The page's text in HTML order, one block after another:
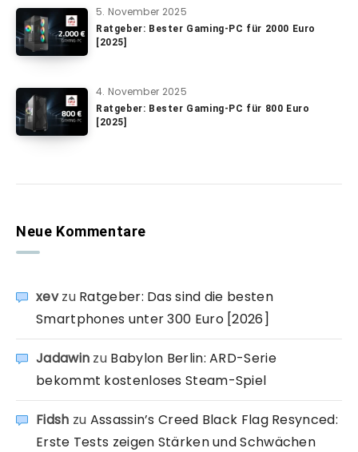
5. November 2025
Ratgeber: Bester Gaming-PC für 2000 Euro
[2025]
4. November 2025
Ratgeber: Bester Gaming-PC für 800 Euro
[2025]
Neue Kommentare
xevzu Ratgeber: Das sind die besten
Smartphones unter 300 Euro [2026]
Jadawin zu Babylon Berlin: ARD-Serie
bekommt kostenloses Steam-Spiel
Fidsh zu Assassin’s Creed Black Flag Resynced:
Erste Tests zeigen Stärken und Schwächen